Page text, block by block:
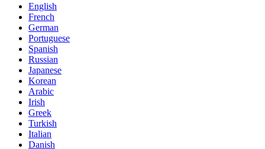
English
French
German
Portuguese
Spanish
Russian
Japanese
Korean
Arabic
Irish
Greek
Turkish
Italian
Danish